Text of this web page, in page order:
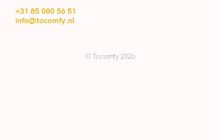
+31 85 080 56 51
info@tocomfy.nl
© Tocomfy 2026